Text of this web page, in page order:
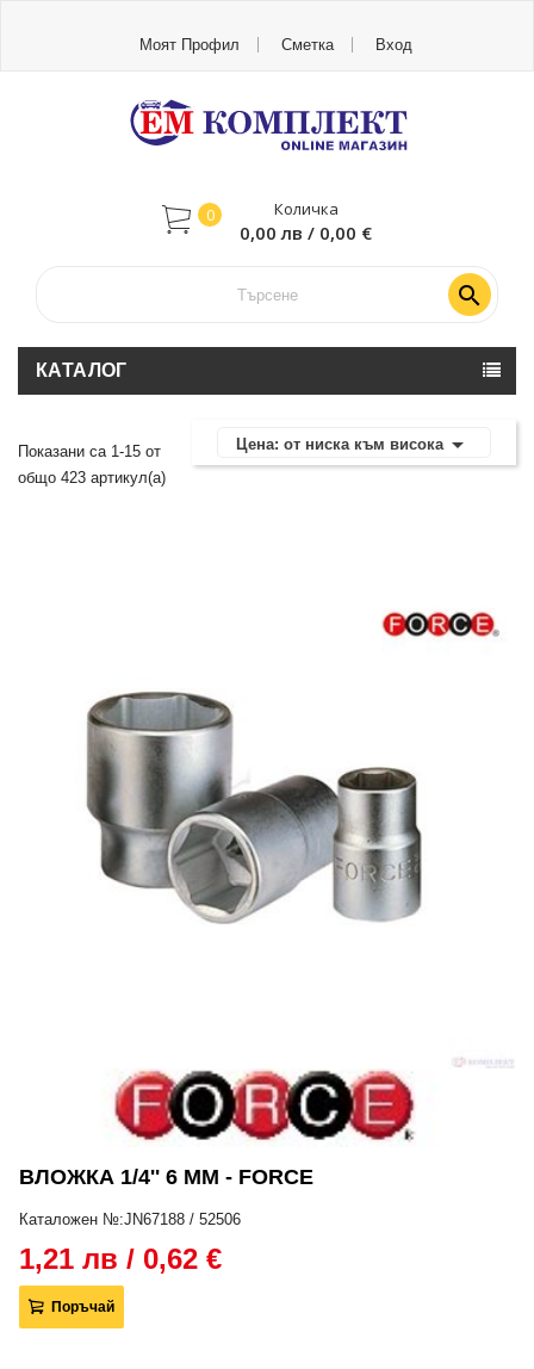
Моят Профил Сметка Вход
Количка
0
0,00 лв / 0,00 €

КАТАЛОГ
Цена: от ниска към висока
Показани са 1-15 от
общо 423 артикул(а)
ВЛОЖКА 1/4'' 6 ММ - FORCE
Каталожен №:JN67188 / 52506
1,21 лв / 0,62 €
Поръчай